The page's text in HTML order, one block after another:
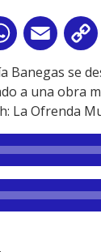
WhatsApp
Email
Banegas se
a una obra
La Ofrenda